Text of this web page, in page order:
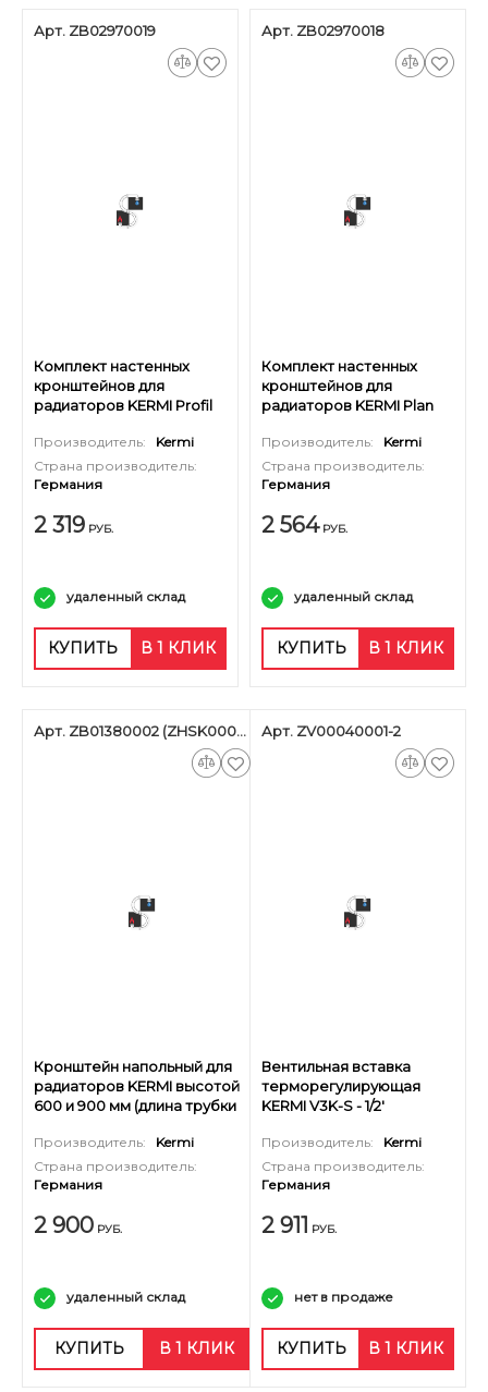
Арт. ZB02970019
Комплект настенных
кронштейнов для
радиаторов KERMI Profil
Производитель:
Kermi
Страна производитель:
Германия
2 319 РУБ.
удаленный склад
КУПИТЬ В 1 КЛИК
Арт. ZB02970018
Комплект настенных
кронштейнов для
радиаторов KERMI Plan
Производитель:
Kermi
Страна производитель:
Германия
2 564 РУБ.
удаленный склад
КУПИТЬ В 1 КЛИК
Арт. ZB01380002 (ZHSK00076)
Кронштейн напольный для
радиаторов KERMI высотой
600 и 900 мм (длина трубки
Производитель:
Kermi
Страна производитель:
Германия
2 900 РУБ.
удаленный склад
КУПИТЬ В 1 КЛИК
Арт. ZV00040001-2
Вентильная вставка
терморегулирующая
KERMI V3K-S - 1/2'
2шт)
Производитель:
Kermi
Страна производитель:
Германия
2 911 РУБ.
нет в продаже
КУПИТЬ В 1 КЛИК